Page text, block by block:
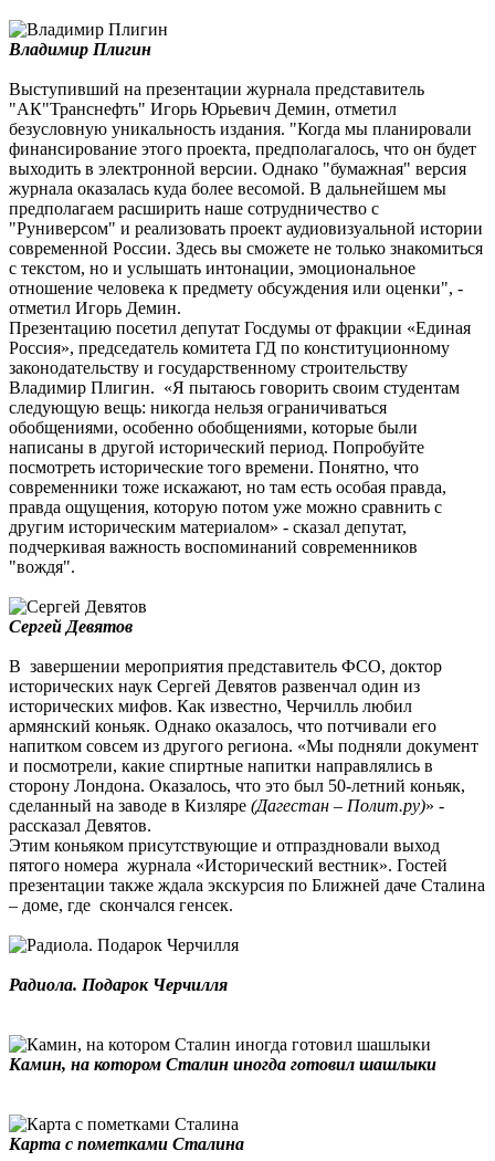
Владимир Плигин
Выступивший на презентации журнала представитель
"АК"Транснефть" Игорь Юрьевич Демин, отметил
безусловную уникальность издания. "Когда мы планировали
финансирование этого проекта, предполагалось, что он будет
выходить в электронной версии. Однако "бумажная" версия
журнала оказалась куда более весомой. В дальнейшем мы
предполагаем расширить наше сотрудничество с
"Руниверсом" и реализовать проект аудиовизуальной истории
современной России. Здесь вы сможете не только знакомиться
с текстом, но и услышать интонации, эмоциональное
отношение человека к предмету обсуждения или оценки", -
отметил Игорь Демин.
Презентацию посетил депутат Госдумы от фракции «Единая
Россия», председатель комитета ГД по конституционному
законодательству и государственному строительству
Владимир Плигин. «Я пытаюсь говорить своим студентам
следующую вещь: никогда нельзя ограничиваться
обобщениями, особенно обобщениями, которые были
написаны в другой исторический период. Попробуйте
посмотреть исторические того времени. Понятно, что
современники тоже искажают, но там есть особая правда,
правда ощущения, которую потом уже можно сравнить с
другим историческим материалом» - сказал депутат,
подчеркивая важность воспоминаний современников
"вождя".
Сергей Девятов
В завершении мероприятия представитель ФСО, доктор
исторических наук Сергей Девятов развенчал один из
исторических мифов. Как известно, Черчилль любил
армянский коньяк. Однако оказалось, что потчивали его
напитком совсем из другого региона. «Мы подняли документ
и посмотрели, какие спиртные напитки направлялись в
сторону Лондона. Оказалось, что это был 50-летний коньяк,
сделанный на заводе в Кизляре (Дагестан – Полит.ру)» -
рассказал Девятов.
Этим коньяком присутствующие и отпраздновали выход
пятого номера журнала «Исторический вестник». Гостей
презентации также ждала экскурсия по Ближней даче Сталина
– доме, где скончался генсек.
Радиола. Подарок Черчилля
Камин, на котором Сталин иногда готовил шашлыки
Карта с пометками Сталина